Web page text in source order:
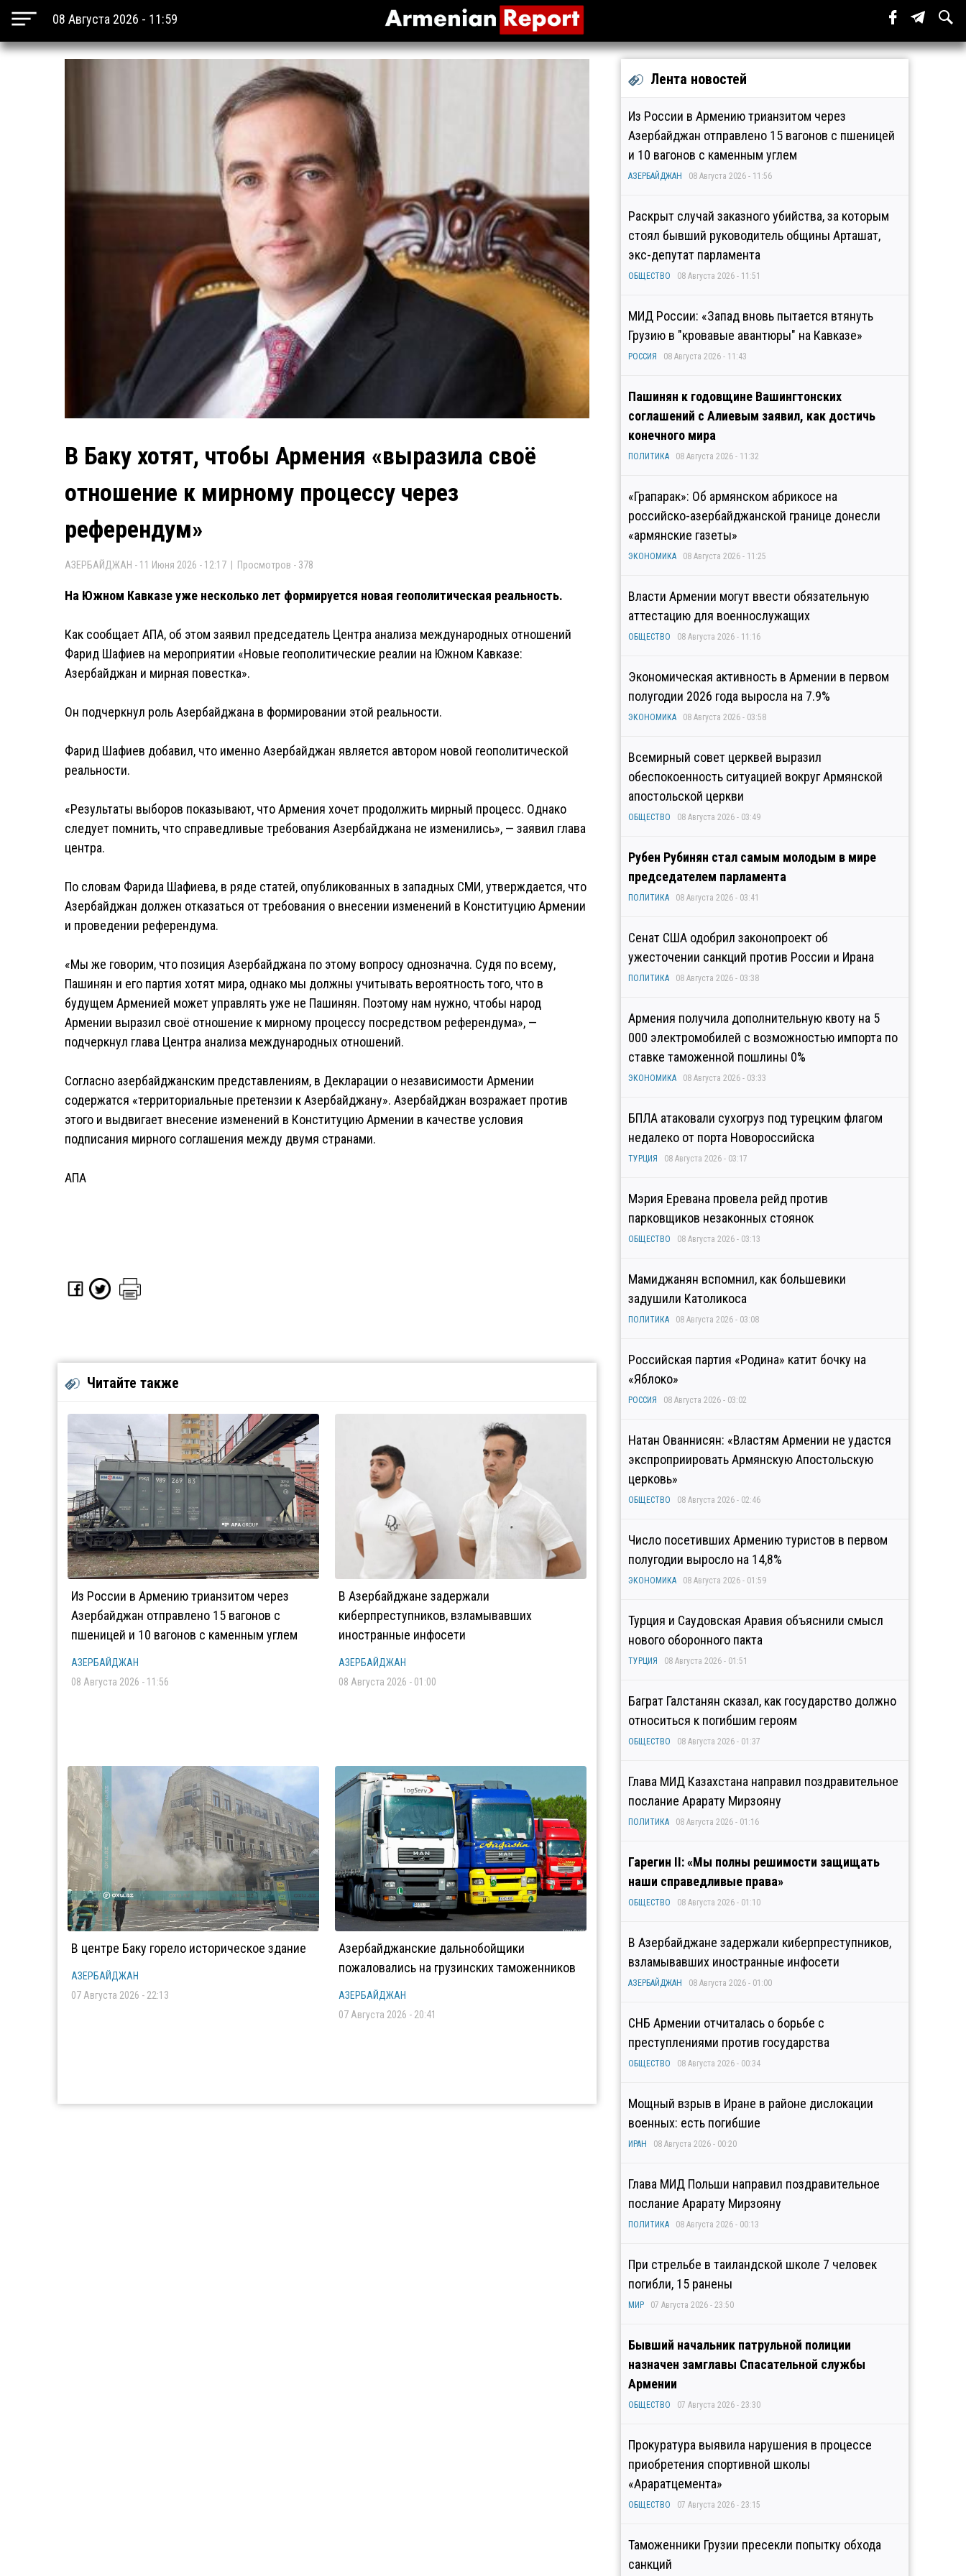
08 Августа 2026 - 11:59
В Баку хотят, чтобы Армения «выразила своё
отношение к мирному процессу через
референдум»
АЗЕРБАЙДЖАН - 11 Июня 2026 - 12:17 | Просмотров - 378
На Южном Кавказе уже несколько лет формируется новая геополитическая реальность.
Как сообщает АПА, об этом заявил председатель Центра анализа международных отношений
Фарид Шафиев на мероприятии «Новые геополитические реалии на Южном Кавказе:
Азербайджан и мирная повестка».
Он подчеркнул роль Азербайджана в формировании этой реальности.
Фарид Шафиев добавил, что именно Азербайджан является автором новой геополитической
реальности.
«Результаты выборов показывают, что Армения хочет продолжить мирный процесс. Однако
следует помнить, что справедливые требования Азербайджана не изменились», — заявил глава
центра.
По словам Фарида Шафиева, в ряде статей, опубликованных в западных СМИ, утверждается, что
Азербайджан должен отказаться от требования о внесении изменений в Конституцию Армении
и проведении референдума.
«Мы же говорим, что позиция Азербайджана по этому вопросу однозначна. Судя по всему,
Пашинян и его партия хотят мира, однако мы должны учитывать вероятность того, что в
будущем Арменией может управлять уже не Пашинян. Поэтому нам нужно, чтобы народ
Армении выразил своё отношение к мирному процессу посредством референдума», —
подчеркнул глава Центра анализа международных отношений.
Согласно азербайджанским представлениям, в Декларации о независимости Армении
содержатся «территориальные претензии к Азербайджану». Азербайджан возражает против
этого и выдвигает внесение изменений в Конституцию Армении в качестве условия
подписания мирного соглашения между двумя странами.
АПА
Читайте также
Из России в Армению трианзитом через
Азербайджан отправлено 15 вагонов с
пшеницей и 10 вагонов с каменным углем
АЗЕРБАЙДЖАН
08 Августа 2026 - 11:56
В Азербайджане задержали
киберпреступников, взламывавших
иностранные инфосети
АЗЕРБАЙДЖАН
08 Августа 2026 - 01:00
В центре Баку горело историческое здание
АЗЕРБАЙДЖАН
07 Августа 2026 - 22:13
Азербайджанские дальнобойщики
пожаловались на грузинских таможенников
АЗЕРБАЙДЖАН
07 Августа 2026 - 20:41
Лента новостей
Из России в Армению трианзитом через
Азербайджан отправлено 15 вагонов с пшеницей
и 10 вагонов с каменным углем
АЗЕРБАЙДЖАН 08 Августа 2026 - 11:56
Раскрыт случай заказного убийства, за которым
стоял бывший руководитель общины Арташат,
экс-депутат парламента
ОБЩЕСТВО 08 Августа 2026 - 11:51
МИД России: «Запад вновь пытается втянуть
Грузию в "кровавые авантюры" на Кавказе»
РОССИЯ 08 Августа 2026 - 11:43
Пашинян к годовщине Вашингтонских
соглашений с Алиевым заявил, как достичь
конечного мира
ПОЛИТИКА 08 Августа 2026 - 11:32
«Грапарак»: Об армянском абрикосе на
российско-азербайджанской границе донесли
«армянские газеты»
ЭКОНОМИКА 08 Августа 2026 - 11:25
Власти Армении могут ввести обязательную
аттестацию для военнослужащих
ОБЩЕСТВО 08 Августа 2026 - 11:16
Экономическая активность в Армении в первом
полугодии 2026 года выросла на 7.9%
ЭКОНОМИКА 08 Августа 2026 - 03:58
Всемирный совет церквей выразил
обеспокоенность ситуацией вокруг Армянской
апостольской церкви
ОБЩЕСТВО 08 Августа 2026 - 03:49
Рубен Рубинян стал самым молодым в мире
председателем парламента
ПОЛИТИКА 08 Августа 2026 - 03:41
Сенат США одобрил законопроект об
ужесточении санкций против России и Ирана
ПОЛИТИКА 08 Августа 2026 - 03:38
Армения получила дополнительную квоту на 5
000 электромобилей с возможностью импорта по
ставке таможенной пошлины 0%
ЭКОНОМИКА 08 Августа 2026 - 03:33
БПЛА атаковали сухогруз под турецким флагом
недалеко от порта Новороссийска
ТУРЦИЯ 08 Августа 2026 - 03:17
Мэрия Еревана провела рейд против
парковщиков незаконных стоянок
ОБЩЕСТВО 08 Августа 2026 - 03:13
Мамиджанян вспомнил, как большевики
задушили Католикоса
ПОЛИТИКА 08 Августа 2026 - 03:08
Российская партия «Родина» катит бочку на
«Яблоко»
РОССИЯ 08 Августа 2026 - 03:02
Натан Ованнисян: «Властям Армении не удастся
экспроприировать Армянскую Апостольскую
церковь»
ОБЩЕСТВО 08 Августа 2026 - 02:46
Число посетивших Армению туристов в первом
полугодии выросло на 14,8%
ЭКОНОМИКА 08 Августа 2026 - 01:59
Турция и Саудовская Аравия объяснили смысл
нового оборонного пакта
ТУРЦИЯ 08 Августа 2026 - 01:51
Баграт Галстанян сказал, как государство должно
относиться к погибшим героям
ОБЩЕСТВО 08 Августа 2026 - 01:37
Глава МИД Казахстана направил поздравительное
послание Арарату Мирзояну
ПОЛИТИКА 08 Августа 2026 - 01:16
Гарегин II: «Мы полны решимости защищать
наши справедливые права»
ОБЩЕСТВО 08 Августа 2026 - 01:10
В Азербайджане задержали киберпреступников,
взламывавших иностранные инфосети
АЗЕРБАЙДЖАН 08 Августа 2026 - 01:00
СНБ Армении отчиталась о борьбе с
преступлениями против государства
ОБЩЕСТВО 08 Августа 2026 - 00:34
Мощный взрыв в Иране в районе дислокации
военных: есть погибшие
ИРАН 08 Августа 2026 - 00:20
Глава МИД Польши направил поздравительное
послание Арарату Мирзояну
ПОЛИТИКА 08 Августа 2026 - 00:13
При стрельбе в таиландской школе 7 человек
погибли, 15 ранены
МИР 07 Августа 2026 - 23:50
Бывший начальник патрульной полиции
назначен замглавы Спасательной службы
Армении
ОБЩЕСТВО 07 Августа 2026 - 23:30
Прокуратура выявила нарушения в процессе
приобретения спортивной школы
«Араратцемента»
ОБЩЕСТВО 07 Августа 2026 - 23:15
Таможенники Грузии пресекли попытку обхода
санкций